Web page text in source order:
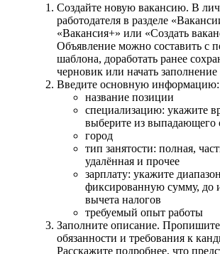
Создайте новую вакансию. В
работодателя в разделе
«Вакансия+» или «Создать
Объявление можно составить с
шаблона, доработать ранее
черновик или начать заполнение
Введите основную информацию:
название позиции
специализацию: укажите
выберите из выпадающего
город
тип занятости: полная,
удалённая и прочее
зарплату: укажите
фиксированную сумму, до
вычета налогов
требуемый опыт работы
Заполните описание. Пропишите
обязанности и требования к
Расскажите подробнее, что